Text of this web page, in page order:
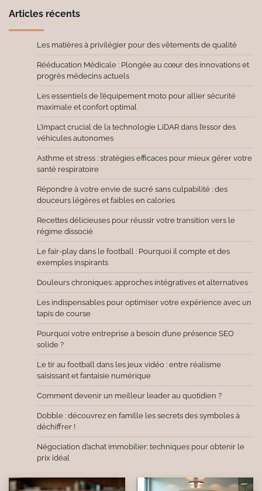
Articles récents
Les matières à privilégier pour des vêtements de qualité
Rééducation Médicale : Plongée au cœur des innovations et
progrès médecins actuels
Les essentiels de l’équipement moto pour allier sécurité
maximale et confort optimal
L’impact crucial de la technologie LiDAR dans l’essor des
véhicules autonomes
Asthme et stress : stratégies efficaces pour mieux gérer votre
santé respiratoire
Répondre à votre envie de sucré sans culpabilité : des
douceurs légères et faibles en calories
Recettes délicieuses pour réussir votre transition vers le
régime dissocié
Le fair-play dans le football : Pourquoi il compte et des
exemples inspirants
Douleurs chroniques: approches intégratives et alternatives
Les indispensables pour optimiser votre expérience avec un
tapis de course
Pourquoi votre entreprise a besoin d’une présence SEO
solide ?
Le tir au football dans les jeux vidéo : entre réalisme
saisissant et fantaisie numérique
Comment devenir un meilleur leader au quotidien ?
Dobble : découvrez en famille les secrets des symboles à
déchiffrer !
Négociation d’achat immobilier: techniques pour obtenir le
prix idéal